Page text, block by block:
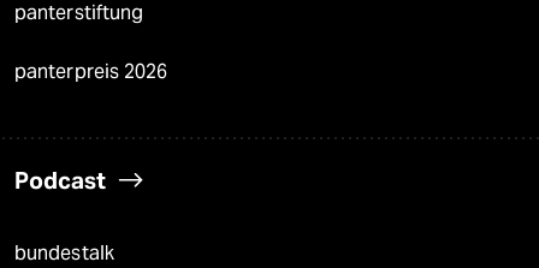
panterstiftung
panterpreis 2026
Podcast
bundestalk